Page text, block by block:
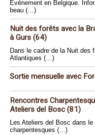
Evènement en Belgique.
beau (…)
Nuit des forêts avec la
à Gurs (64)
Dans le cadre de la Nuit des
Atlantiques (…)
Sortie mensuelle avec
Rencontres
Ateliers del Bosc (81)
Les Ateliers del Bosc dans
charpentesques (…)